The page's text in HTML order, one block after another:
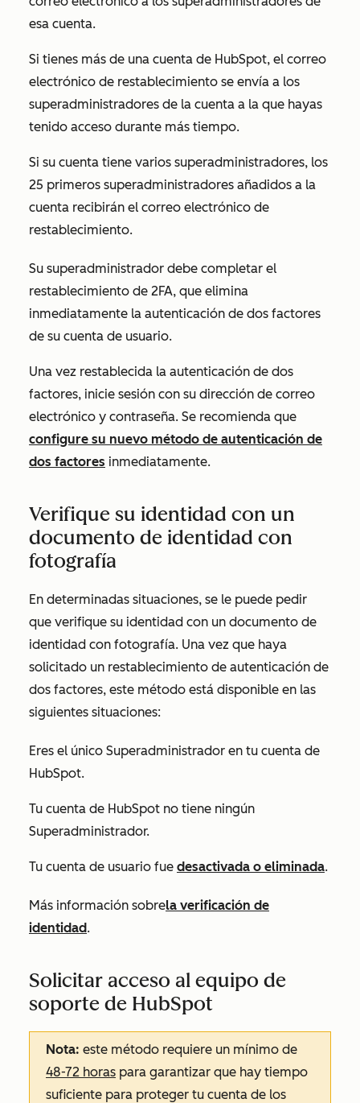
esa cuenta.
Si tienes más de una cuenta de HubSpot, el correo
electrónico de restablecimiento se envía a los
superadministradores de la cuenta a la que hayas
tenido acceso durante más tiempo.
Si su cuenta tiene varios superadministradores, los
25 primeros superadministradores añadidos a la
cuenta recibirán el correo electrónico de
restablecimiento.
Su superadministrador debe completar el
restablecimiento de 2FA, que elimina
inmediatamente la autenticación de dos factores
de su cuenta de usuario.
Una vez restablecida la autenticación de dos
factores, inicie sesión con su dirección de correo
electrónico y contraseña. Se recomienda que
configure su nuevo método de autenticación de
dos factores inmediatamente.
Verifique su identidad con un
documento de identidad con
fotografía
En determinadas situaciones, se le puede pedir
que verifique su identidad con un documento de
identidad con fotografía. Una vez que haya
solicitado un restablecimiento de autenticación de
dos factores, este método está disponible en las
siguientes situaciones:
Eres el único Superadministrador en tu cuenta de
HubSpot.
Tu cuenta de HubSpot no tiene ningún
Superadministrador.
Tu cuenta de usuario fue desactivada o eliminada.
Más información sobrela verificación de
identidad.
Solicitar acceso al equipo de
soporte de HubSpot
Nota: este método requiere un mínimo de
48-72 horas para garantizar que hay tiempo
suficiente para proteger tu cuenta de los